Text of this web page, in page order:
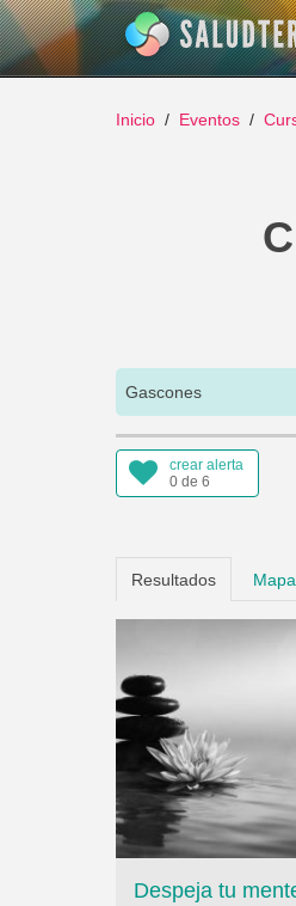
Inicio Eventos
Gascones
crear alerta
0 de 6
Resultados Mapa
Despeja tu